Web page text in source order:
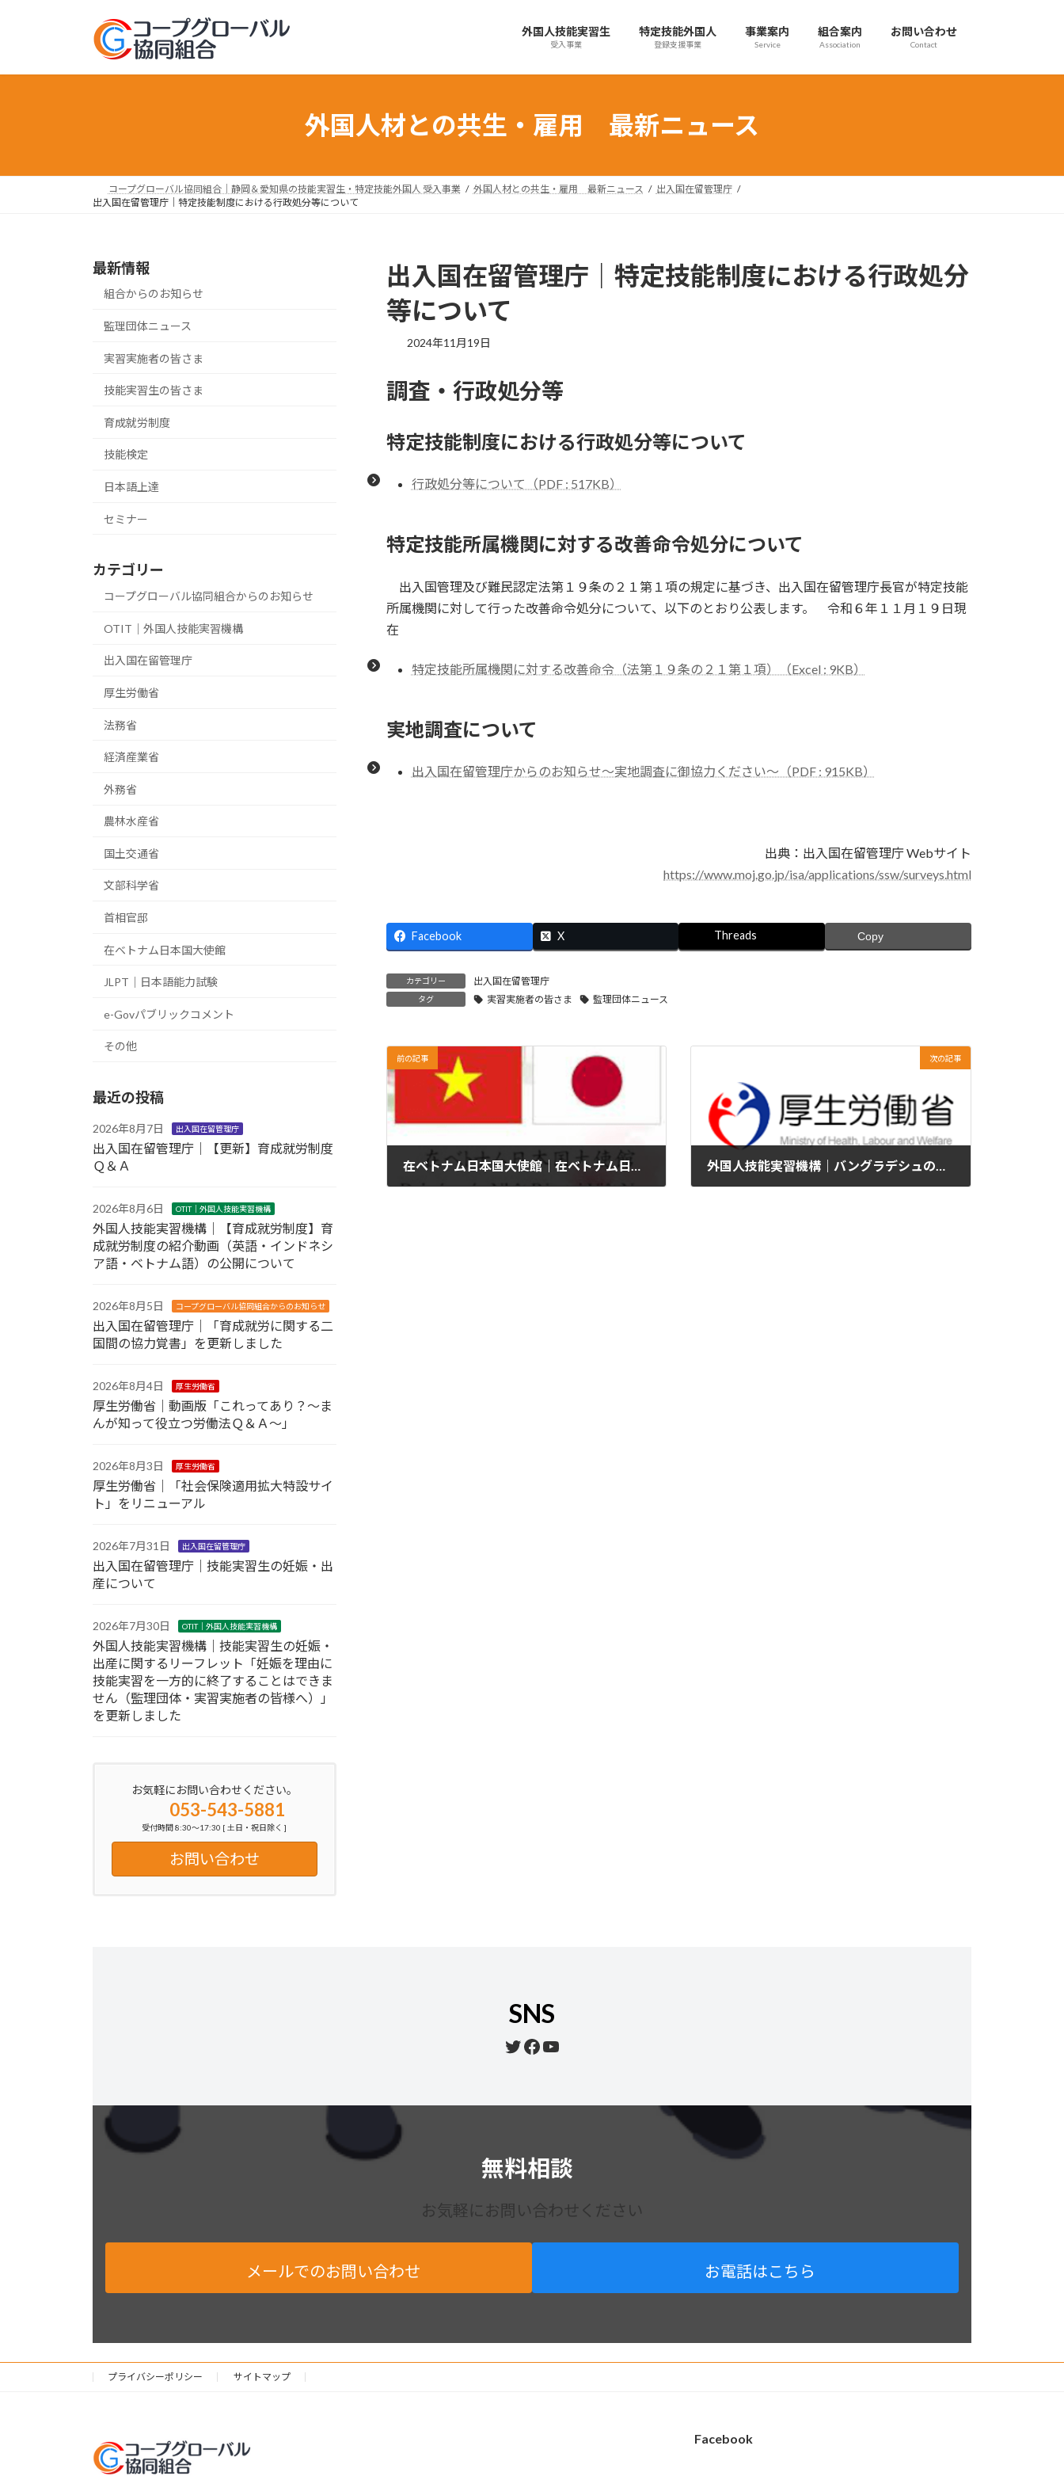
プ
動
外国人技能実習生
受入事業
特定技能外国人
登録支援事業
事業案内
Service
組合案内
Association
お問い合わせ
Contact
外国人材との共生・雇用 最新ニュース
コープグローバル協同組合｜静岡＆愛知県の技能実習生・特定技能外国人 受入事業 外国人材との共生・雇用 最新ニュース
出入国在留管理庁
出入国在留管理庁｜特定技能制度における行政処分等について
出入国在留管理庁｜特定技能制度における行政処分
等について
2024年11月19日
新
日
:
調査・行政処分等
特定技能制度における行政処分等について
行政処分等について（PDF : 517KB）
特定技能所属機関に対する改善命令処分について
出入国管理及び難民認定法第１９条の２１第１項の規定に基づき、出入国在留管理庁長官が特定技能
所属機関に対して行った改善命令処分について、以下のとおり公表します。 令和６年１１月１９日現
在
特定技能所属機関に対する改善命令（法第１９条の２１第１項）（Excel : 9KB）
実地調査について
出入国在留管理庁からのお知らせ～実地調査に御協力ください～（PDF : 915KB）
出典：出入国在留管理庁 Webサイト
https://www.moj.go.jp/isa/applications/ssw/surveys.html
Facebook X Threads Copy
カテゴリー 出入国在留管理庁
タグ 実習実施者の皆さま 監理団体ニュース
前の記事
在ベトナム日本国大使館｜在ベトナム日本国大使館主催・「育成就労制度」セミナー開催（当日動画掲載）
次の記事
外国人技能実習機構｜バングラデシュの認定送出機関の更新を行いました
最新情報
組合からのお知らせ
監理団体ニュース
実習実施者の皆さま
技能実習生の皆さま
育成就労制度
技能検定
日本語上達
セミナー
カテゴリー
コープグローバル協同組合からのお知らせ
OTIT｜外国人技能実習機構
出入国在留管理庁
厚生労働省
法務省
経済産業省
外務省
農林水産省
国土交通省
文部科学省
首相官邸
在ベトナム日本国大使館
JLPT｜日本語能力試験
e-Govパブリックコメント
その他
最近の投稿
2026年8月7日 出入国在留管理庁
出入国在留管理庁｜【更新】育成就労制度
Ｑ＆Ａ
2026年8月6日 OTIT｜外国人技能実習機構
外国人技能実習機構｜【育成就労制度】育
成就労制度の紹介動画（英語・インドネシ
ア語・ベトナム語）の公開について
2026年8月5日 コープグローバル協同組合からのお知らせ
出入国在留管理庁｜「育成就労に関する二
国間の協力覚書」を更新しました
2026年8月4日 厚生労働省
厚生労働省｜動画版「これってあり？～ま
んが知って役立つ労働法Ｑ＆Ａ～」
2026年8月3日 厚生労働省
厚生労働省｜「社会保険適用拡大特設サイ
ト」をリニューアル
2026年7月31日 出入国在留管理庁
出入国在留管理庁｜技能実習生の妊娠・出
産について
2026年7月30日 OTIT｜外国人技能実習機構
外国人技能実習機構｜技能実習生の妊娠・
出産に関するリーフレット「妊娠を理由に
技能実習を一方的に終了することはできま
せん（監理団体・実習実施者の皆様へ）」
を更新しました
お気軽にお問い合わせください。
053-543-5881
受付時間 8:30～17:30 [ 土日・祝日除く ]
お問い合わせ
SNS
Twitter
Facebook
YouTube
無料相談
お気軽にお問い合わせください
メールでのお問い合わせ お電話はこちら
プライバシーポリシー サイトマップ
Facebook